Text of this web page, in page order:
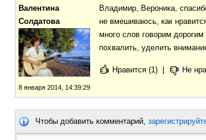
Валентина
Солдатова
8 января 2014, 14:39:29
Владимир, Вероника,
не вмешиваюсь, как
много слов говорим
похвалить, уделить
Нравится (1) Не
Чтобы добавить комментарий,